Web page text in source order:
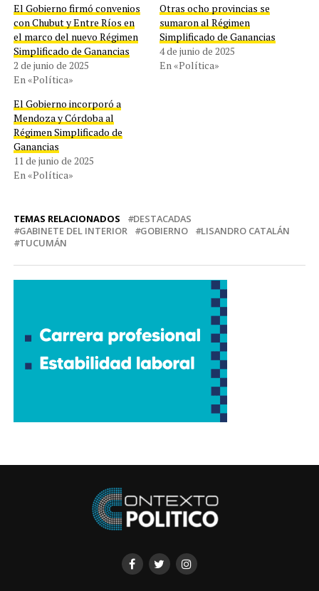
El Gobierno firmó convenios
con Chubut y Entre Ríos en
el marco del nuevo Régimen
Simplificado de Ganancias
2 de junio de 2025
En «Política»
Otras ocho provincias se
sumaron al Régimen
Simplificado de Ganancias
4 de junio de 2025
En «Política»
El Gobierno incorporó a
Mendoza y Córdoba al
Régimen Simplificado de
Ganancias
11 de junio de 2025
En «Política»
TEMAS RELACIONADOS
DESTACADAS
GABINETE DEL INTERIOR
GOBIERNO
LISANDRO CATALÁN
TUCUMÁN